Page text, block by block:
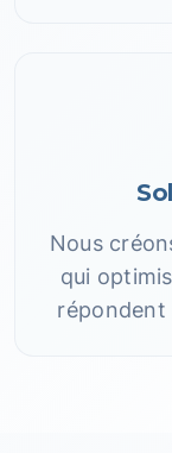
Nous
qui
répondent